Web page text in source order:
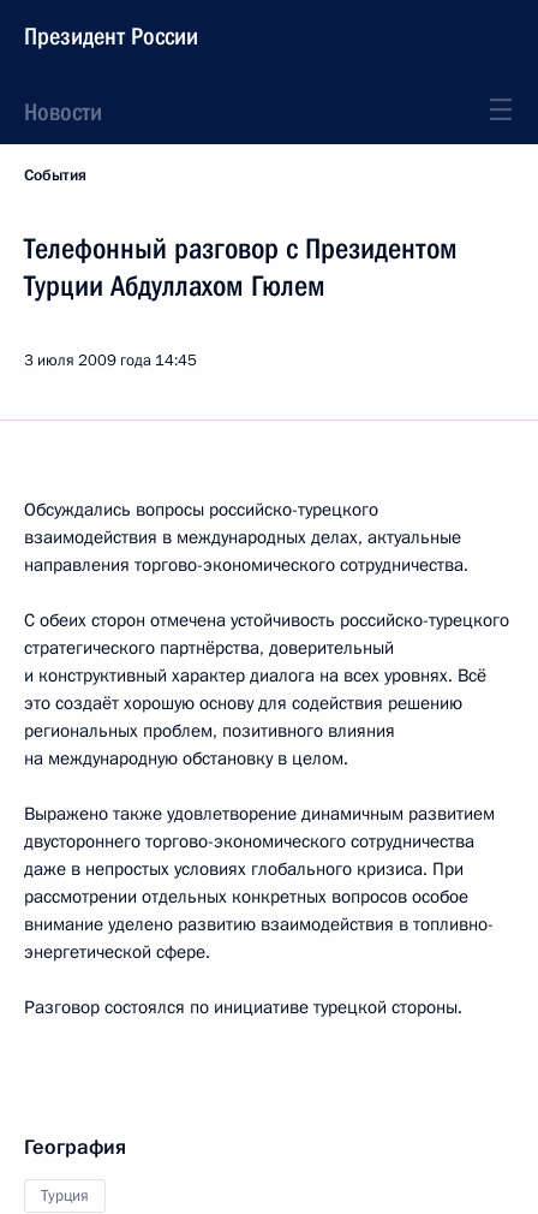
Президент России
Новости
События
Телефонный разговор с Президентом
Турции Абдуллахом Гюлем
3 июля 2009 года 14:45
Обсуждались вопросы российско-турецкого
взаимодействия в международных делах, актуальные
направления торгово-экономического сотрудничества.
С обеих сторон отмечена устойчивость российско-турецкого
стратегического партнёрства, доверительный
и конструктивный характер диалога на всех уровнях. Всё
это создаёт хорошую основу для содействия решению
региональных проблем, позитивного влияния
на международную обстановку в целом.
Выражено также удовлетворение динамичным развитием
двустороннего торгово-экономического сотрудничества
даже в непростых условиях глобального кризиса. При
рассмотрении отдельных конкретных вопросов особое
внимание уделено развитию взаимодействия в топливно-
энергетической сфере.
Разговор состоялся по инициативе турецкой стороны.
География
Турция